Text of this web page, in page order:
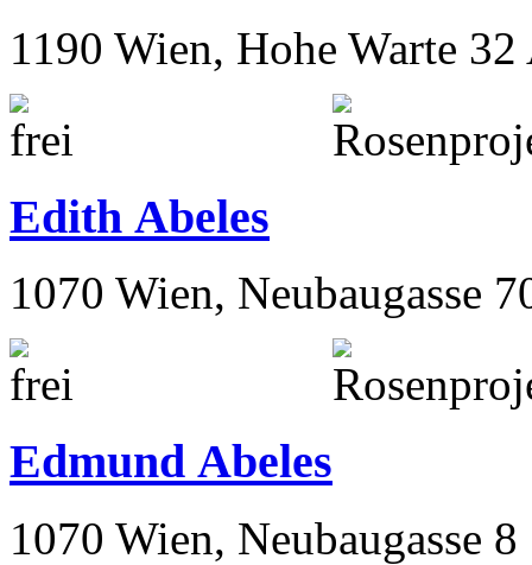
1190 Wien, Hohe Warte
Edith Abeles
1070 Wien, Neubaugasse
Edmund Abeles
1070 Wien, Neubaugasse 8